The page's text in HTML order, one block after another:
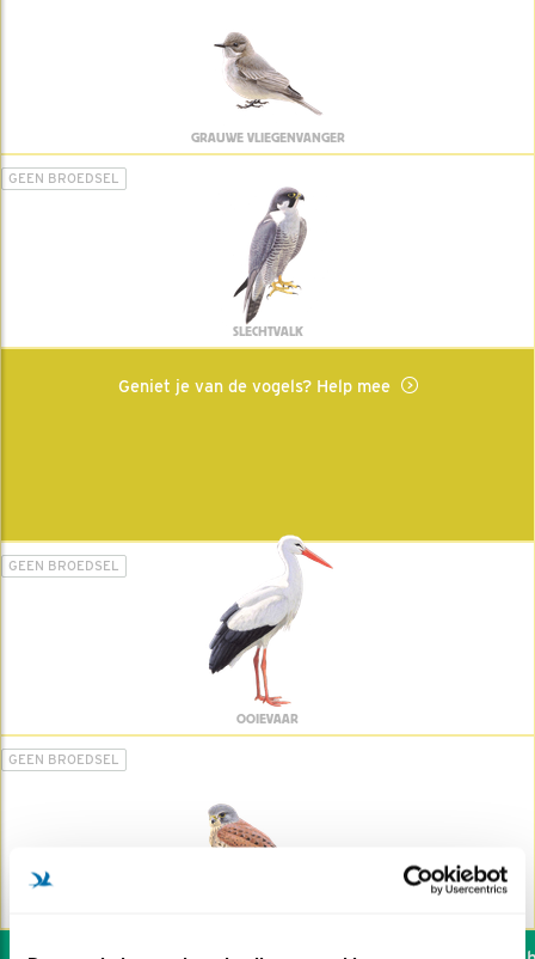
GRAUWE VLIEGENVANGER
GEEN BROEDSEL
SLECHTVALK
Geniet je van de vogels? Help mee
GEEN BROEDSEL
OOIEVAAR
GEEN BROEDSEL